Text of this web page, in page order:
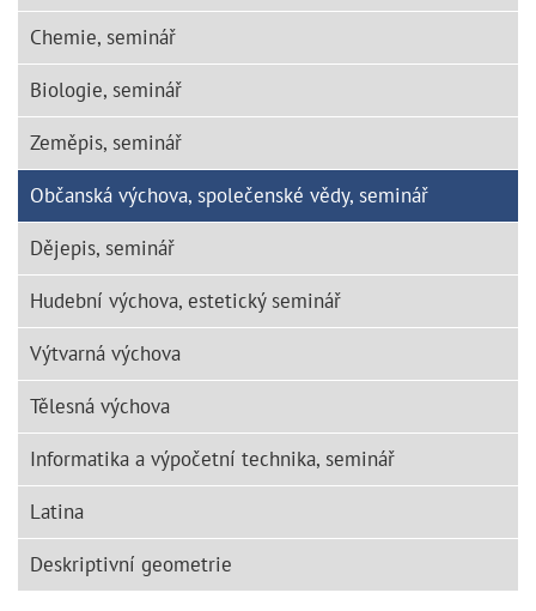
Chemie, seminář
Biologie, seminář
Zeměpis, seminář
Občanská výchova, společenské vědy, seminář
Dějepis, seminář
Hudební výchova, estetický seminář
Výtvarná výchova
Tělesná výchova
Informatika a výpočetní technika, seminář
Latina
Deskriptivní geometrie